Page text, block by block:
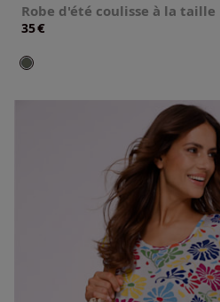
Robe d'été coulisse à la taille
35€